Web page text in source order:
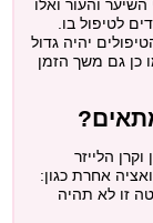
והעור ואלו
לטיפול בו.
יהיה גדול
כן גם משך הזמן
הלייזר
אחרת כגון:
זו לא תהיה